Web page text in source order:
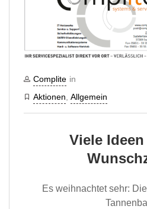
Complite in
Aktionen, Allgemein
Viele
Es weihnachtet sehr: